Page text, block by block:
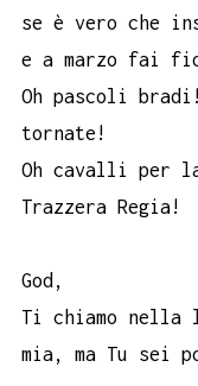
se è vero che
e a marzo fai
Oh pascoli
tornate!
Oh cavalli per
Trazzera Regia!
God,
Ti chiamo nella
mia, ma Tu sei